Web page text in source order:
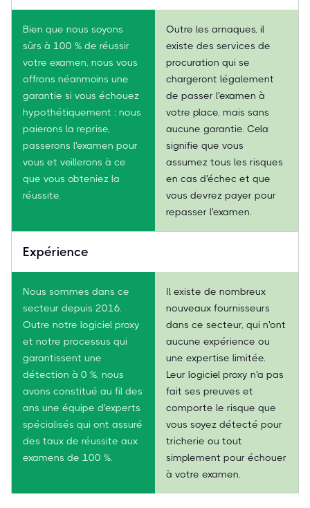
Bien que nous soyons
sûrs à 100 % de réussir
votre examen, nous vous
offrons néanmoins une
garantie si vous échouez
hypothétiquement : nous
paierons la reprise,
passerons l'examen pour
vous et veillerons à ce
que vous obteniez la
réussite.
Outre les arnaques, il
existe des services de
procuration qui se
chargeront légalement
de passer l'examen à
votre place, mais sans
aucune garantie. Cela
signifie que vous
assumez tous les risques
en cas d'échec et que
vous devrez payer pour
repasser l'examen.
Expérience
Nous sommes dans ce
secteur depuis 2016.
Outre notre logiciel proxy
et notre processus qui
garantissent une
détection à 0 %, nous
avons constitué au fil des
ans une équipe d'experts
spécialisés qui ont assuré
des taux de réussite aux
examens de 100 %.
Il existe de nombreux
nouveaux fournisseurs
dans ce secteur, qui n'ont
aucune expérience ou
une expertise limitée.
Leur logiciel proxy n'a pas
fait ses preuves et
comporte le risque que
vous soyez détecté pour
tricherie ou tout
simplement pour échouer
à votre examen.